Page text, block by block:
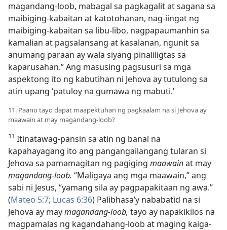
magandang-loob, mabagal sa pagkagalit at sagana sa
maibiging-kabaitan at katotohanan, nag-iingat ng
maibiging-kabaitan sa libu-libo, nagpapaumanhin sa
kamalian at pagsalansang at kasalanan, ngunit sa
anumang paraan ay wala siyang pinaliligtas sa
kaparusahan.” Ang masusing pagsusuri sa mga
aspektong ito ng kabutihan ni Jehova ay tutulong sa
atin upang ‘patuloy na gumawa ng mabuti.’
11. Paano tayo dapat maapektuhan ng pagkaalam na si Jehova ay
maawain at may magandang-loob?
11 Itinatawag-pansin sa atin ng banal na
kapahayagang ito ang pangangailangang tularan si
Jehova sa pamamagitan ng pagiging maawainat may
magandang-loob. “Maligaya ang mga maawain,” ang
sabi ni Jesus, “yamang sila ay pagpapakitaan ng awa.”
(Mateo 5:7; Lucas 6:36) Palibhasa’y nababatid na si
Jehova ay maymagandang-loob, tayo ay napakikilos na
magpamalas ng kagandahang-loob at maging kaiga-